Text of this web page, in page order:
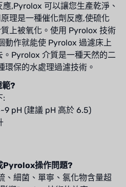
,Pyrolox 可以讓您生產乾淨、
理是一種催化劑反應,使硫化
上被氧化。使用 Pyrolox 技術
動作就能使 Pyrolox 過濾床上
Pyrolox 介質是一種天然的二
環保的水處理過濾技術。
?
:
9 pH (建議 pH 高於 6.5)
Pyrolox操作問題?
、細菌、單寧、氯化物含量超